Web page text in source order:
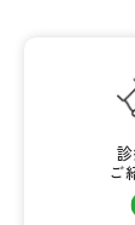
ご